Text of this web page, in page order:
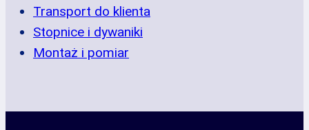
Transport do klienta
Stopnice i dywaniki
Montaż i pomiar